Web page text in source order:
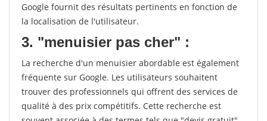
Google fournit des résultats pertinents en fonction de
la localisation de l'utilisateur.
3. "menuisier pas cher" :
La recherche d'un menuisier abordable est également
fréquente sur Google. Les utilisateurs souhaitent
trouver des professionnels qui offrent des services de
qualité à des prix compétitifs. Cette recherche est